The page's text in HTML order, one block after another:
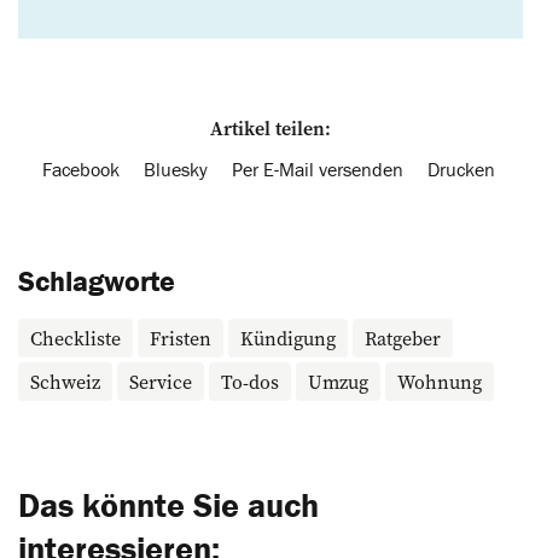
Artikel teilen:
Facebook Bluesky Per E-Mail versenden Drucken
Schlagworte
Checkliste Fristen Kündigung
Ratgeber
Schweiz
Service To-dos Umzug Wohnung
Das könnte Sie auch
interessieren: